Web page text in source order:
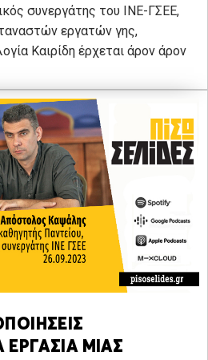
συνεργάτης του ΙΝΕ-ΓΣΕΕ,
εργατών γης,
Καιρίδη έρχεται άρον άρον
ΜΙΑΣ